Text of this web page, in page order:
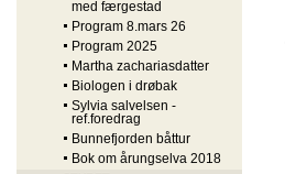
med færgestad
Program 8.mars 26
Program 2025
Martha zachariasdatter
Biologen i drøbak
Sylvia salvelsen -
ref.foredrag
Bunnefjorden båttur
Bok om årungselva 2018